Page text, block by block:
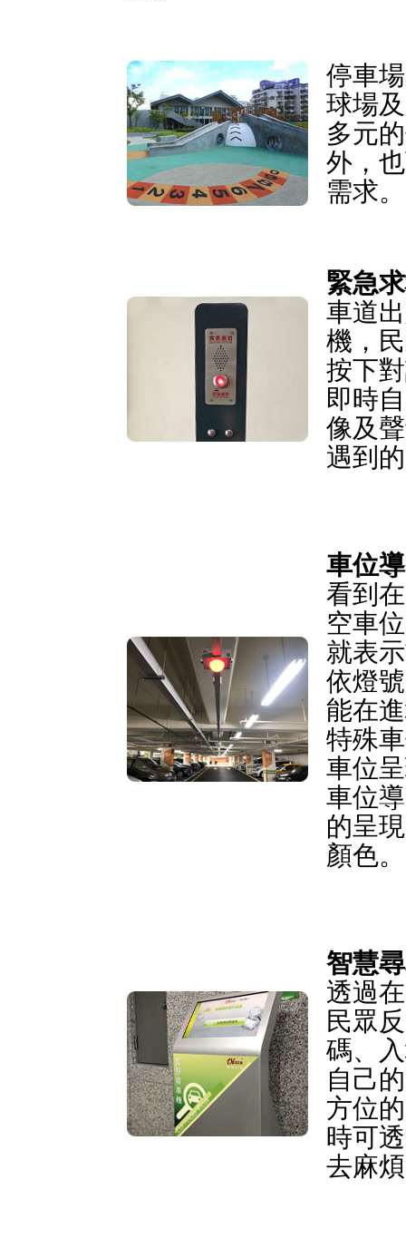
停車
球場
多元
外，
需求。
緊急
車道
機，
按下
即時
像及
遇到
車位
看到
空車
就表
依燈
能在
特殊
車位
車位
的呈
顏色。
智慧
透過
民眾
碼、
自己
方位
時可
去麻